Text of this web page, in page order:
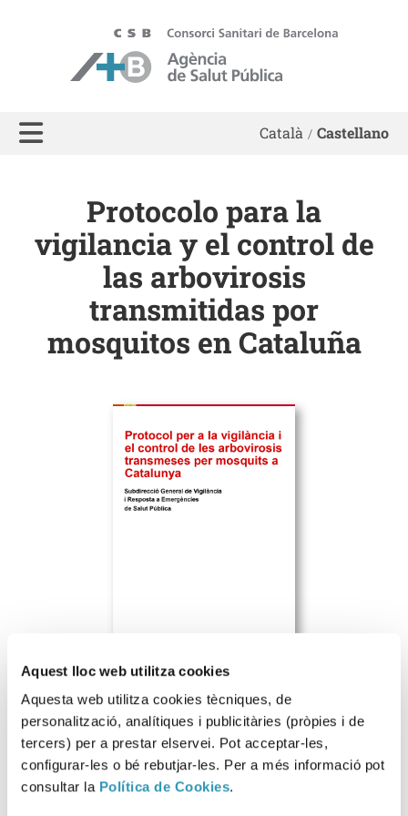
Aquest lloc web utilitza cookies
Aquesta web utilitza cookies tècniques, de
personalització, analítiques i publicitàries (pròpies i de
tercers) per a prestar elservei. Pot acceptar-les,
configurar-les o bé rebutjar-les. Per a més informació pot
consultar la Política de Cookies.
Català Castellano
Protocolo para la
vigilancia y el control de
las arbovirosis
transmitidas por
mosquitos en Cataluña
Ir al enlace